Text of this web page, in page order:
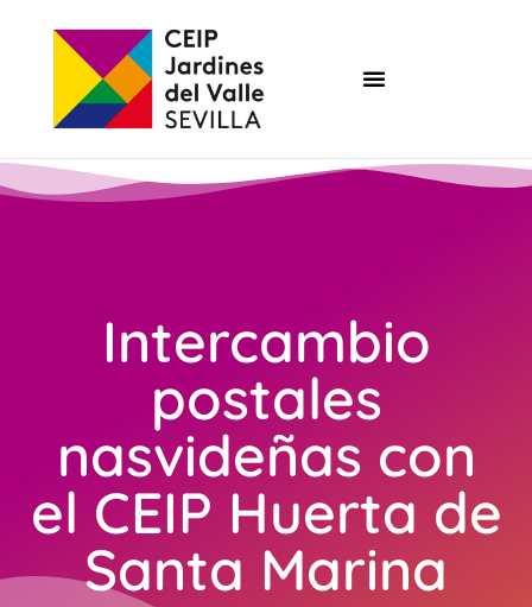
Intercambio
postales
nasvideñas con
el CEIP Huerta de
Santa Marina